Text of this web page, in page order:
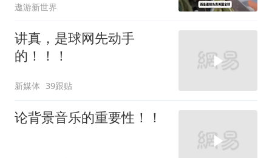
遨游新世界
讲真，是球网先动手
的！！！
新媒体 39跟贴
论背景音乐的重要性！！